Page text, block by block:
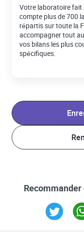
Votre laboratoire fait
compte plus de 700
répartis sur toute la
accompagner tout
vos bilans les plus
spécifiques.